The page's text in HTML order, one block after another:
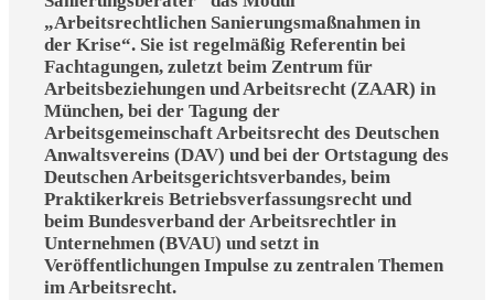
„Arbeitsrechtlichen Sanierungsmaßnahmen in
der Krise“. Sie ist regelmäßig Referentin bei
Fachtagungen, zuletzt beim Zentrum für
Arbeitsbeziehungen und Arbeitsrecht (ZAAR) in
München, bei der Tagung der
Arbeitsgemeinschaft Arbeitsrecht des Deutschen
Anwaltsvereins (DAV) und bei der Ortstagung des
Deutschen Arbeitsgerichtsverbandes, beim
Praktikerkreis Betriebsverfassungsrecht und
beim Bundesverband der Arbeitsrechtler in
Unternehmen (BVAU) und setzt in
Veröffentlichungen Impulse zu zentralen Themen
im Arbeitsrecht.